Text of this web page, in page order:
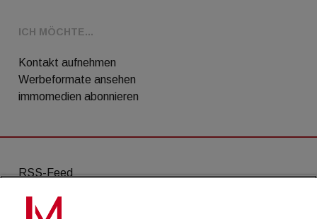
ICH MÖCHTE...
Kontakt aufnehmen
Werbeformate ansehen
immomedien abonnieren
RSS-Feed
AGB